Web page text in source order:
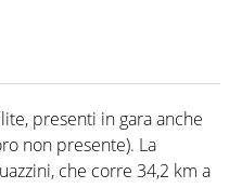
presenti in gara anche
non presente). La
che corre 34,2 km a